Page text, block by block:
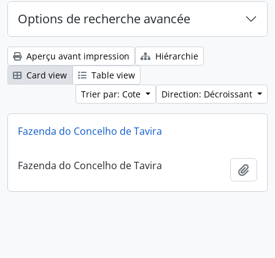
Options de recherche avancée
Aperçu avant impression
Hiérarchie
Card view
Table view
Trier par: Cote
Direction: Décroissant
Fazenda do Concelho de Tavira
Fazenda do Concelho de Tavira